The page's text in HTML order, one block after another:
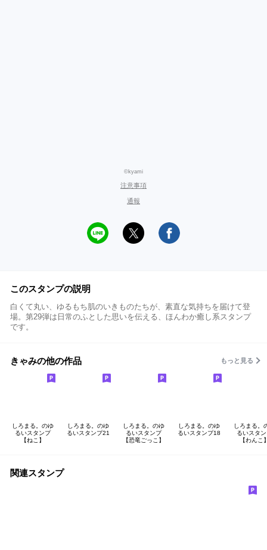
©kyami
注意事項
通報
このスタンプの説明
白くて丸い、ゆるもち肌のいきものたちが、素直な気持ちを届けて登
場。第29弾は日常のふとした思いを伝える、ほんわか癒し系スタンプ
です。
きゃみの他の作品 もっと見る
しろまる。のゆ
るいスタンプ
【ねこ】
しろまる。のゆ
るいスタンプ21
しろまる。のゆ
るいスタンプ
【恐竜ごっこ】
しろまる。のゆ
るいスタンプ18
しろまる。
るいスタ
【わんこ
関連スタンプ